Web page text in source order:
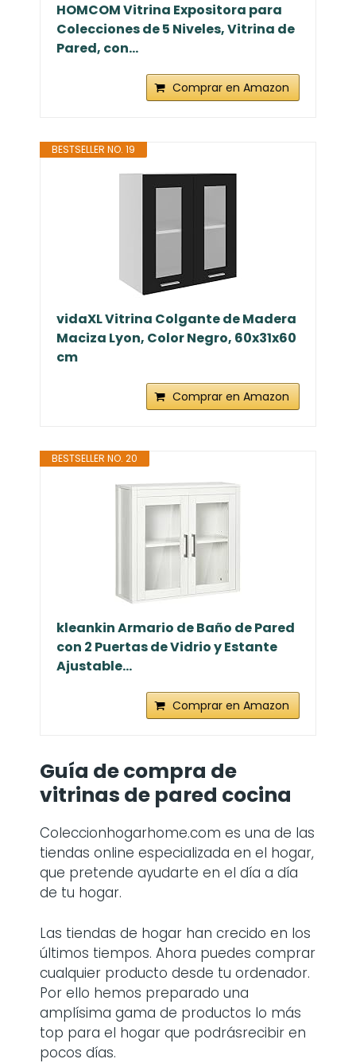
HOMCOM Vitrina Expositora para
Colecciones de 5 Niveles, Vitrina de
Pared, con...
Comprar en Amazon
BESTSELLER NO. 19
vidaXL Vitrina Colgante de Madera
Maciza Lyon, Color Negro, 60x31x60
cm
Comprar en Amazon
BESTSELLER NO. 20
kleankin Armario de Baño de Pared
con 2 Puertas de Vidrio y Estante
Ajustable...
Comprar en Amazon
Guía de compra de
vitrinas de pared cocina
Coleccionhogarhome.com es una de las
tiendas online especializada en el hogar,
que pretende ayudarte en el día a día
de tu hogar.
Las tiendas de hogar han crecido en los
últimos tiempos. Ahora puedes comprar
cualquier producto desde tu ordenador.
Por ello hemos preparado una
amplísima gama de productos lo más
top para el hogar que podrásrecibir en
pocos días.